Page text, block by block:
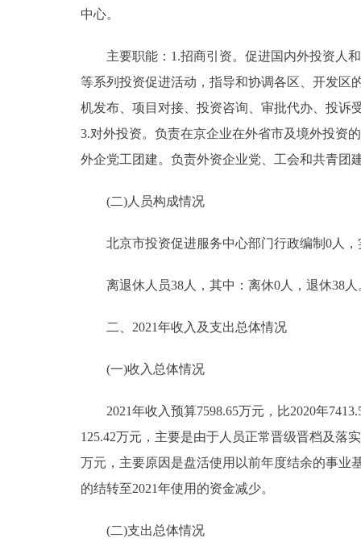
中心。
主要职能：1.招商引资。促进国内外投资人和
等系列投资促进活动，指导和协调各区、开发区
机发布、项目对接、投资咨询、审批代办、投诉
3.对外投资。负责在京企业在外省市及境外投资
外企党工团建。负责外资企业党、工会和共青团
(二)人员构成情况
北京市投资促进服务中心部门行政编制0人，
离退休人员38人，其中：离休0人，退休38人
二、2021年收入及支出总体情况
(一)收入总体情况
2021年收入预算7598.65万元，比2020年
125.42万元，主要是由于人员正常晋级晋档及落
万元，主要原因是盘活使用以前年度结余的事业
的结转至2021年使用的资金减少。
(二)支出总体情况